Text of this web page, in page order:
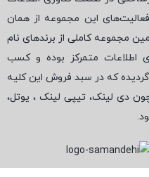
این مجموعه از همان
مجموعه کاملی از برندهای نام
اطلاعات متمرکز بوده و کسب
که در سبد فروش این کلیه
دی لینک، تیپی لینک ، یوتل،